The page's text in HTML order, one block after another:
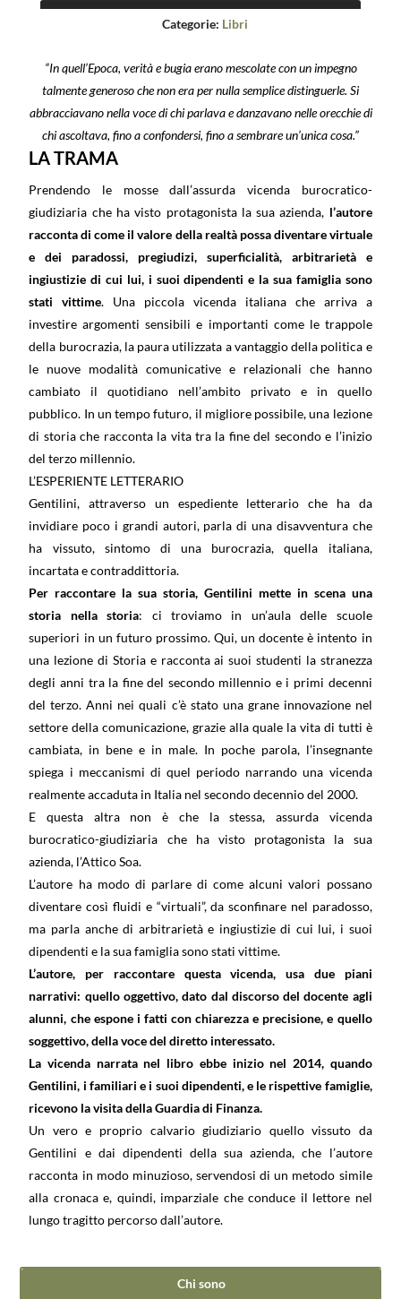
Categorie: Libri
“In quell’Epoca, verità e bugia erano mescolate con un impegno
talmente generoso che non era per nulla semplice distinguerle. Si
abbracciavano nella voce di chi parlava e danzavano nelle orecchie di
chi ascoltava, fino a confondersi, fino a sembrare un’unica cosa.”
LA TRAMA
Prendendo le mosse dall’assurda vicenda burocratico-
giudiziaria che ha visto protagonista la sua azienda, l’autore
racconta di come il valore della realtà possa diventare virtuale
e dei paradossi, pregiudizi, superficialità, arbitrarietà e
ingiustizie di cui lui, i suoi dipendenti e la sua famiglia sono
stati vittime. Una piccola vicenda italiana che arriva a
investire argomenti sensibili e importanti come le trappole
della burocrazia, la paura utilizzata a vantaggio della politica e
le nuove modalità comunicative e relazionali che hanno
cambiato il quotidiano nell’ambito privato e in quello
pubblico. In un tempo futuro, il migliore possibile, una lezione
di storia che racconta la vita tra la fine del secondo e l’inizio
del terzo millennio.
L’ESPERIENTE LETTERARIO
Gentilini, attraverso un espediente letterario che ha da
invidiare poco i grandi autori, parla di una disavventura che
ha vissuto, sintomo di una burocrazia, quella italiana,
incartata e contraddittoria.
Per raccontare la sua storia, Gentilini mette in scena una
storia nella storia: ci troviamo in un’aula delle scuole
superiori in un futuro prossimo. Qui, un docente è intento in
una lezione di Storia e racconta ai suoi studenti la stranezza
degli anni tra la fine del secondo millennio e i primi decenni
del terzo. Anni nei quali c’è stato una grane innovazione nel
settore della comunicazione, grazie alla quale la vita di tutti è
cambiata, in bene e in male. In poche parola, l’insegnante
spiega i meccanismi di quel periodo narrando una vicenda
realmente accaduta in Italia nel secondo decennio del 2000.
E questa altra non è che la stessa, assurda vicenda
burocratico-giudiziaria che ha visto protagonista la sua
azienda, l’Attico Soa.
L’autore ha modo di parlare di come alcuni valori possano
diventare così fluidi e “virtuali”, da sconfinare nel paradosso,
ma parla anche di arbitrarietà e ingiustizie di cui lui, i suoi
dipendenti e la sua famiglia sono stati vittime.
L’autore, per raccontare questa vicenda, usa due piani
narrativi: quello oggettivo, dato dal discorso del docente agli
alunni, che espone i fatti con chiarezza e precisione, e quello
soggettivo, della voce del diretto interessato.
La vicenda narrata nel libro ebbe inizio nel 2014, quando
Gentilini, i familiari e i suoi dipendenti, e le rispettive famiglie,
ricevono la visita della Guardia di Finanza.
Un vero e proprio calvario giudiziario quello vissuto da
Gentilini e dai dipendenti della sua azienda, che l’autore
racconta in modo minuzioso, servendosi di un metodo simile
alla cronaca e, quindi, imparziale che conduce il lettore nel
lungo tragitto percorso dall’autore.
Chi sono